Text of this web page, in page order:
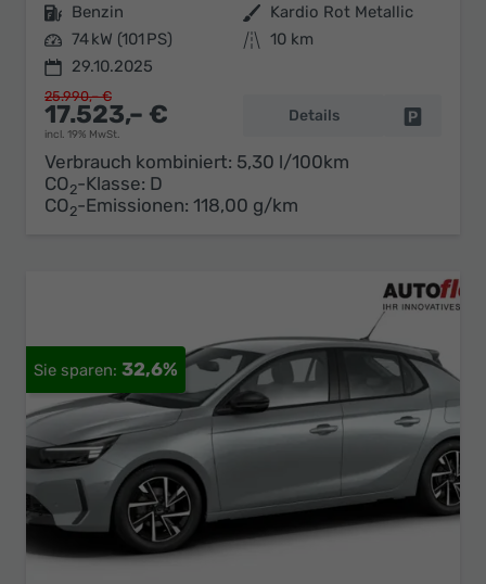
Kraftstoff Benzin Außenfarbe Kardio Rot Metallic
Leistung 74 kW (101 PS) Kilometerstand 10 km
29.10.2025
17.523,– €
incl. 19% MwSt.
25.990,– €
Details
Verbrauch kombiniert: 5,30 l/100km
CO2-Klasse: D
CO2-Emissionen: 118,00 g/km
32,6%